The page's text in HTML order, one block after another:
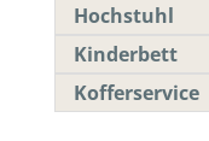
Hochstuhl
Kinderbett
Kofferservice